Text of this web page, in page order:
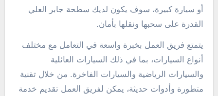
أو سيارة كبيرة، سوف يكون لديك سطحة جابر العلي
القدرة على سحبها ونقلها بأمان.
يتمتع فريق العمل بخبرة واسعة في التعامل مع مختلف
أنواع السيارات، بما في ذلك السيارات العائلية
والسيارات الرياضية والسيارات الفاخرة. من خلال تقنية
متطورة وأدوات حديثة، يمكن لفريق العمل تقديم خدمة